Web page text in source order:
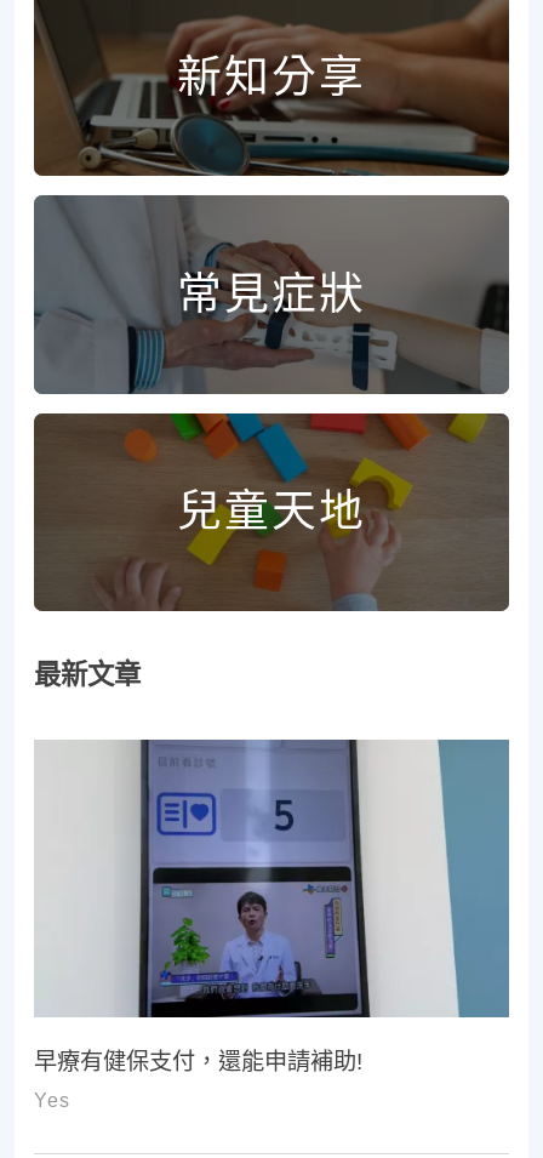
新知分享
常見症狀
兒童天地
最新文章
早療有健保支付，還能申請補助!
Yes